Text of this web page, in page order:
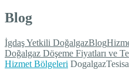
Blog
İgdaş Yetkili DoğalgazBlog
Doğalgaz Döşeme Fiyatları ve
Hizmet Bölgeleri